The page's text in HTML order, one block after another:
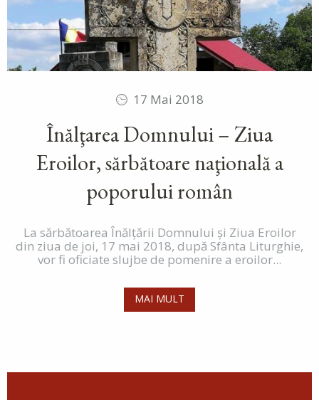
17 Mai 2018
Înălţarea Domnului – Ziua
Eroilor, sărbătoare naţională a
poporului român
La sărbătoarea Înălțării Domnului şi Ziua Eroilor
din ziua de joi, 17 mai 2018, după Sfânta Liturghie,
vor fi oficiate slujbe de pomenire a eroilor...
MAI MULT